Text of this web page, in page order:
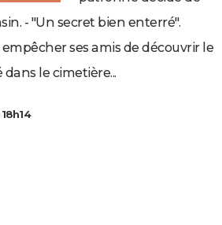
- "Un secret bien enterré".
ses amis de découvrir le
le cimetière...